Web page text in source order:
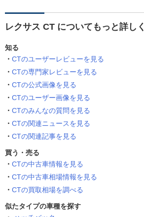
レクサス CT についてもっと詳しく
知る
CTのユーザーレビューを見る
CTの専門家レビューを見る
CTの公式画像を見る
CTのユーザー画像を見る
CTのみんなの質問を見る
CTの関連ニュースを見る
CTの関連記事を見る
買う・売る
CTの中古車情報を見る
CTの中古車相場情報を見る
CTの買取相場を調べる
似たタイプの車種を探す